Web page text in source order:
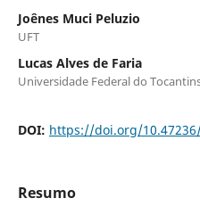
Joênes Muci Peluzio
UFT
Lucas Alves de Faria
Universidade Federal do
DOI: https://doi.org/
Resumo